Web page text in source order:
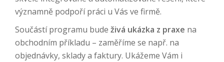
významně podpoří práci u Vás ve firmě.
Součástí programu bude živá ukázka z praxe na
obchodním příkladu – zaměříme se např. na
objednávky, sklady a faktury. Ukážeme Vám i